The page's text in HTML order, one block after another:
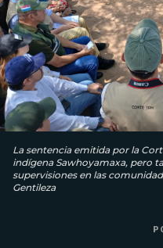
La sentencia emitida por la
indígena Sawhoyamaxa, pero
supervisiones en las
Gentileza